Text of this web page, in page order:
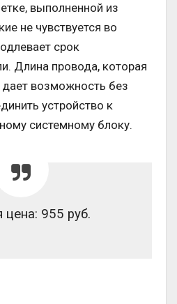
выполненной из
не чувствуется во
срок
Длина провода, которая
дает возможность без
устройство к
системному блоку.
цена: 955 руб.